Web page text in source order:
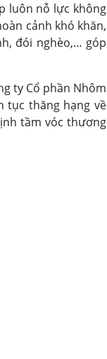
luôn nỗ lực không
cảnh khó khăn,
đói nghèo,… góp
ty Cổ phần Nhôm
tục thăng hạng về
tầm vóc thương